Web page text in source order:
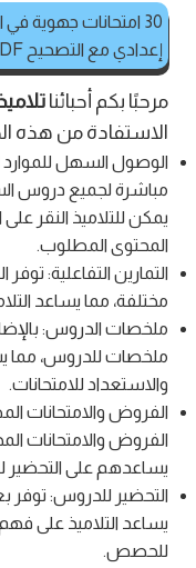
30 امتحانات جهوية في
إعدادي مع التصحيح PDF
مرحبًا بكم أحبائنا
الاستفادة من هذه
الوصول السهل للموارد
مباشرة لجميع دروس
يمكن للتلاميذ النقر
المحتوى المطلوب.
التمارين التفاعلية:
مختلفة، مما يساعد
ملخصات الدروس:
ملخصات للدروس، مما
والاستعداد للامتحانات.
الفروض والامتحانات
الفروض والامتحانات
يساعدهم على التحضير
التحضير للدروس: توفر
يساعد التلاميذ على
للحصص.